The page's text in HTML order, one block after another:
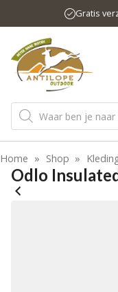
naar
inhoud
Gratis
Producten
zoeken
Home » Shop »
Odlo